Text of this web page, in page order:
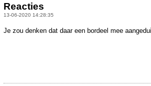
Reacties
13-06-2020 14:28:35
Je zou denken dat daar een bordeel mee